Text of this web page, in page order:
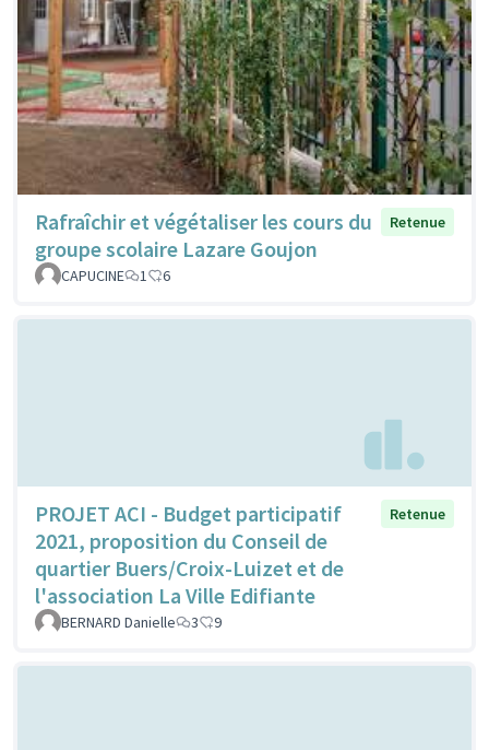
Rafraîchir et végétaliser les cours du
groupe scolaire Lazare Goujon
Retenue
CAPUCINE 1 6
PROJET ACI - Budget participatif
2021, proposition du Conseil de
quartier Buers/Croix-Luizet et de
l'association La Ville Edifiante
Retenue
BERNARD Danielle 3 9